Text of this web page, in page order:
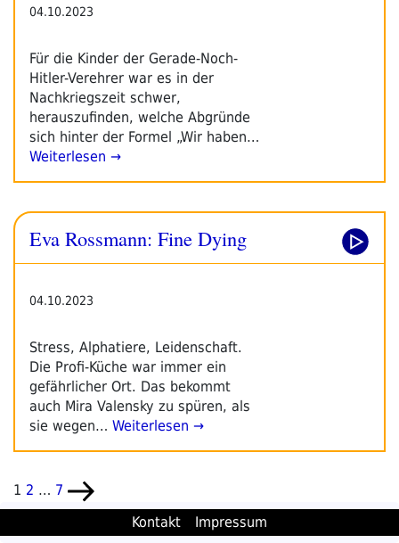
04.10.2023
Für die Kinder der Gerade-Noch-
Hitler-Verehrer war es in der
Nachkriegszeit schwer,
herauszufinden, welche Abgründe
sich hinter der Formel „Wir haben…
Weiterlesen →
Eva Rossmann: Fine Dying
04.10.2023
Stress, Alphatiere, Leidenschaft.
Die Profi-Küche war immer ein
gefährlicher Ort. Das bekommt
auch Mira Valensky zu spüren, als
sie wegen… Weiterlesen →
Seitennummerierung
der
Beiträge
Seite
1 Seite
2 … Seite
7 Nächste
Seite
Kontakt
Impressum